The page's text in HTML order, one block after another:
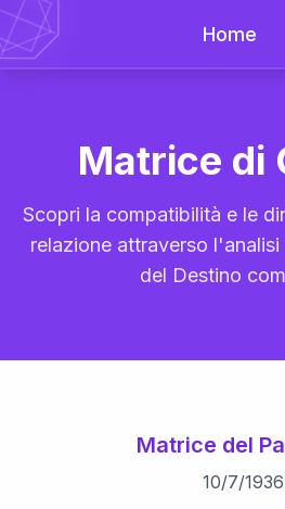
Home
Matrice di
Scopri la compatibilità e le
relazione attraverso
del Destino
Matrice del
10/7/1936